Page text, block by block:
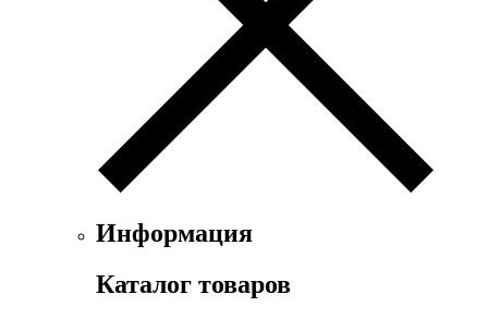
Gian Marco Venturi
Gianfranco Ferre
Giorgio Monti
Информация
Каталог товаров